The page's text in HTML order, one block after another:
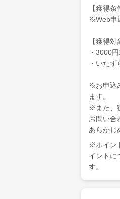
【獲得条
※Web申
【獲得対
・3000
・いた
※お申込
ます。
※また、
お問い合
あらかじ
※ポイン
イントに
す。